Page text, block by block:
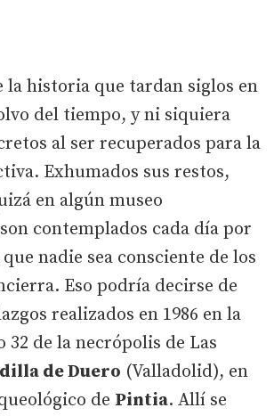
la historia que tardan siglos en
del tiempo, y ni siquiera
al ser recuperados para la
Exhumados sus restos,
en algún museo
contemplados cada día por
nadie sea consciente de los
Eso podría decirse de
realizados en 1986 en la
de la necrópolis de Las
de Duero (Valladolid), en
de Pintia. Allí se